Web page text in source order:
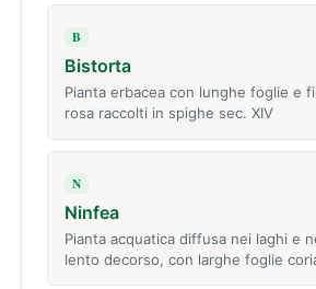
B
Bistorta
Pianta erbacea con lunghe foglie e
rosa raccolti in spighe sec. XIV
N
Ninfea
Pianta acquatica diffusa nei laghi e
lento decorso, con larghe foglie